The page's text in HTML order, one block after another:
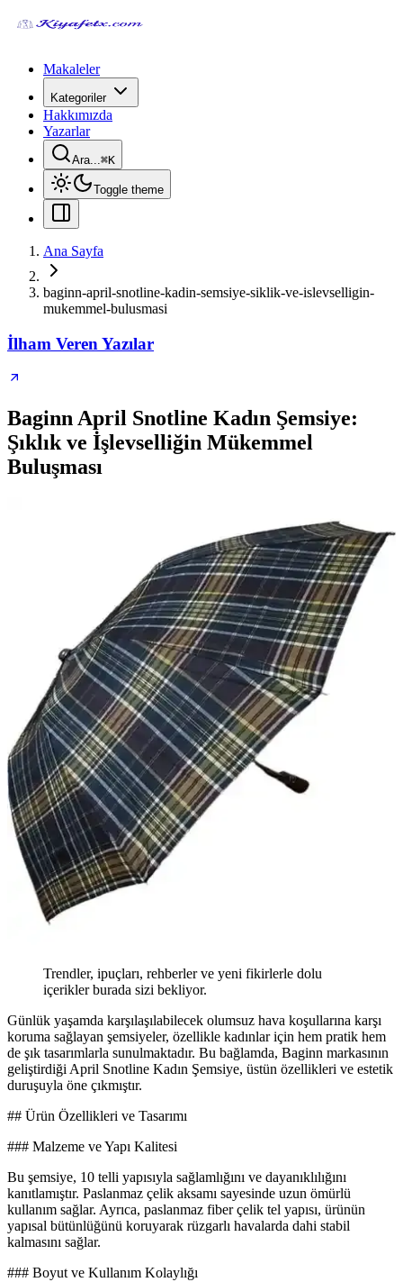
Makaleler
Kategoriler
Hakkımızda
Yazarlar
Ara...⌘K
Toggle theme
Ana Sayfa
baginn-april-snotline-kadin-semsiye-siklik-ve-islevselligin-
mukemmel-bulusmasi
İlham Veren Yazılar
Baginn April Snotline Kadın Şemsiye:
Şıklık ve İşlevselliğin Mükemmel
Buluşması
Trendler, ipuçları, rehberler ve yeni fikirlerle dolu
içerikler burada sizi bekliyor.
Günlük yaşamda karşılaşılabilecek olumsuz hava koşullarına karşı
koruma sağlayan şemsiyeler, özellikle kadınlar için hem pratik hem
de şık tasarımlarla sunulmaktadır. Bu bağlamda, Baginn markasının
geliştirdiği April Snotline Kadın Şemsiye, üstün özellikleri ve estetik
duruşuyla öne çıkmıştır.
## Ürün Özellikleri ve Tasarımı
### Malzeme ve Yapı Kalitesi
Bu şemsiye, 10 telli yapısıyla sağlamlığını ve dayanıklılığını
kanıtlamıştır. Paslanmaz çelik aksamı sayesinde uzun ömürlü
kullanım sağlar. Ayrıca, paslanmaz fiber çelik tel yapısı, ürünün
yapısal bütünlüğünü koruyarak rüzgarlı havalarda dahi stabil
kalmasını sağlar.
### Boyut ve Kullanım Kolaylığı